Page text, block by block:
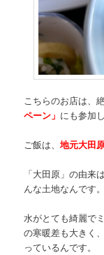
こちらのお店は、
ペーン」 にも参加
ご飯は、地元大田
「大田原」の由来
んな土地なんです。
水がとても綺麗で
の寒暖差も大きく
っているんです。